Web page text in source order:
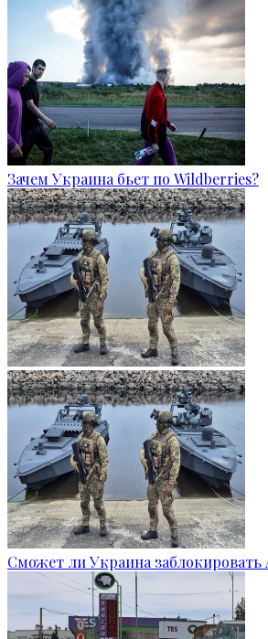
Зачем Украина бьет по Wildberries?
Сможет ли Украина заблокировать